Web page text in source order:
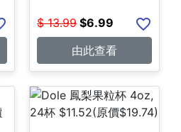
$ 13.99 $6.99
由此查看